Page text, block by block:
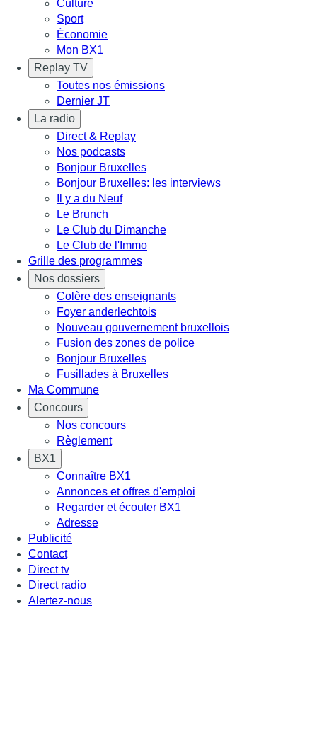
Culture
Sport
Économie
Mon BX1
Replay TV
Toutes nos émissions
Dernier JT
La radio
Direct & Replay
Nos podcasts
Bonjour Bruxelles
Bonjour Bruxelles: les interviews
Il y a du Neuf
Le Brunch
Le Club du Dimanche
Le Club de l'Immo
Grille des programmes
Nos dossiers
Colère des enseignants
Foyer anderlechtois
Nouveau gouvernement bruxellois
Fusion des zones de police
Bonjour Bruxelles
Fusillades à Bruxelles
Ma Commune
Concours
Nos concours
Règlement
BX1
Connaître BX1
Annonces et offres d'emploi
Regarder et écouter BX1
Adresse
Publicité
Contact
Direct tv
Direct radio
Alertez-nous